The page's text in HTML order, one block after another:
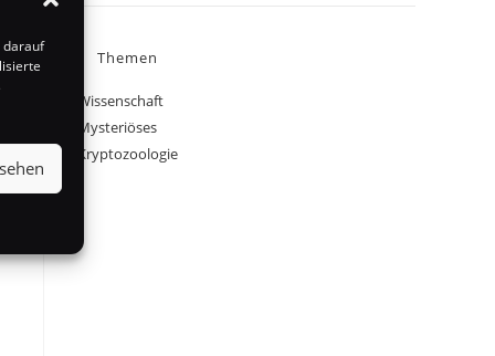
darauf
Themen
Wissenschaft
Mysteriöses
Kryptozoologie